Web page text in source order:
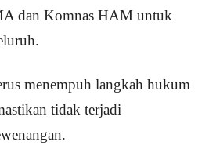
dan Komnas HAM untuk
menempuh langkah hukum
tidak terjadi